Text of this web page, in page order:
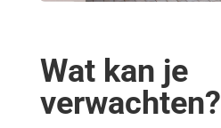
Wat kan je
verwachten?